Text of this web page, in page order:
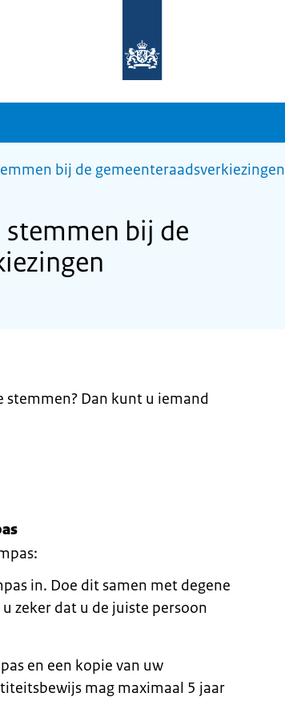
homepage
sdg.rijksoverheid.nl
bij de gemeenteraadsverkiezingen
stemmen bij de
Dan kunt u iemand
in. Doe dit samen met degene
zeker dat u de juiste persoon
en een kopie van uw
mag maximaal 5 jaar